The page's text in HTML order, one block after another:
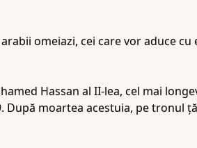
omeiazi, cei care vor aduce
Hassan al II-lea, cel mai
moartea acestuia, pe tronul